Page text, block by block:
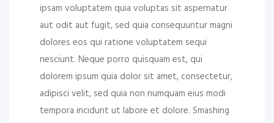
ipsam voluptatem quia voluptas sit aspernatur
aut odit aut fugit, sed quia consequuntur magni
dolores eos qui ratione voluptatem sequi
nesciunt. Neque porro quisquam est, qui
dolorem ipsum quia dolor sit amet, consectetur,
adipisci velit, sed quia non numquam eius modi
tempora incidunt ut labore et dolore. Smashing